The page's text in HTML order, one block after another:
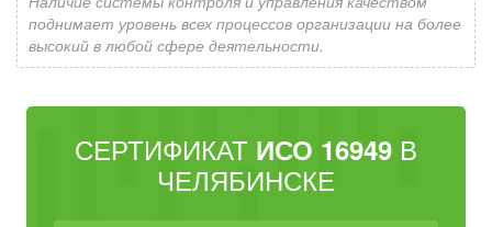
поднимает уровень всех процессов организации на более
высокий в любой сфере деятельности.
СЕРТИФИКАТ ИСО 16949 В
ЧЕЛЯБИНСКЕ